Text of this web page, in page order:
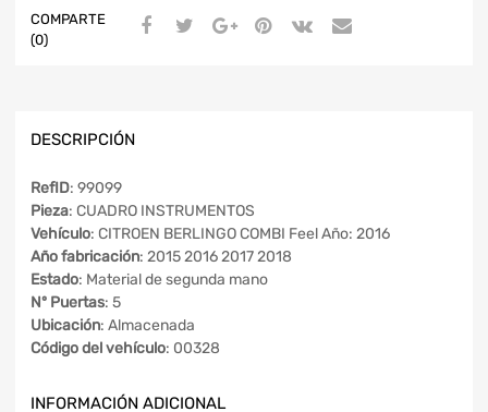
COMPARTE
(0)
DESCRIPCIÓN
RefID: 99099
Pieza: CUADRO INSTRUMENTOS
Vehículo: CITROEN BERLINGO COMBI Feel Año: 2016
Año fabricación: 2015 2016 2017 2018
Estado: Material de segunda mano
Nº Puertas: 5
Ubicación: Almacenada
Código del vehículo: 00328
INFORMACIÓN ADICIONAL